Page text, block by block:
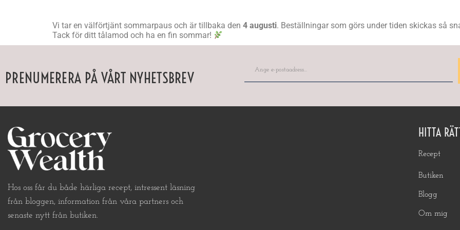
Vi tar en välförtjänt sommarpaus och är tillbaka den 4 augusti. Beställningar som görs under tiden skickas så
Tack för ditt tålamod och ha en fin sommar!
PRENUMERERA PÅ VÅRT NYHETSBREV
Hos oss får du både härliga recept, intressent läsning
från bloggen, information från våra partners och
senaste nytt från butiken.
HITTA
Recept
Butiken
Blogg
Om mig